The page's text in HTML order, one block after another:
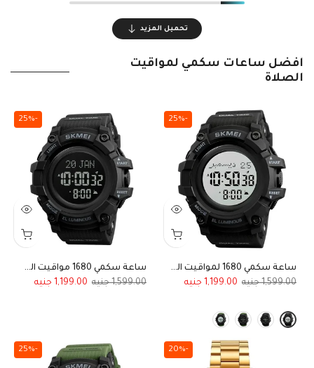
تحميل المزيد
أفضل ساعات سكمي لمواقيت
الصلاة
-25%
ساعة سكمي 1680 لمواقيت الصلاة سوار مطاطي رياضية مقاومة للماء
1,599.00
1,199.00
-25%
ساعة سكمي 1680 مواقيت الصلاة مقاومة للماء أسود رياضي مطاطي
1,599.00
1,199.00
-20%
-25%